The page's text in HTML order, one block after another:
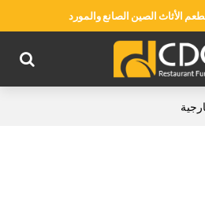
الأثاث الصين الصانع والمورد